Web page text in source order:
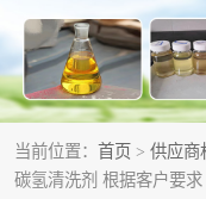
当前位置： 首页 > 供应商
碳氢清洗剂 根据客户要
废溶剂油回收
废碳氢回收
碳氢二氯回收